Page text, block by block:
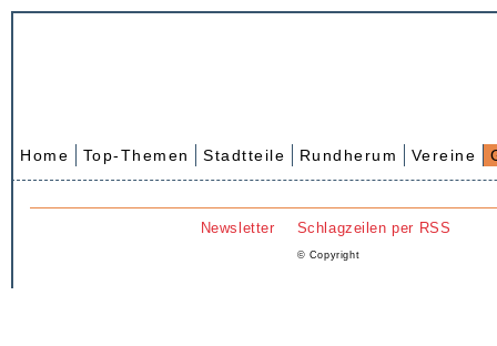
Home Top-Themen Stadtteile Rundherum Vereine
Newsletter Schlagzeilen per RSS
© Copyright